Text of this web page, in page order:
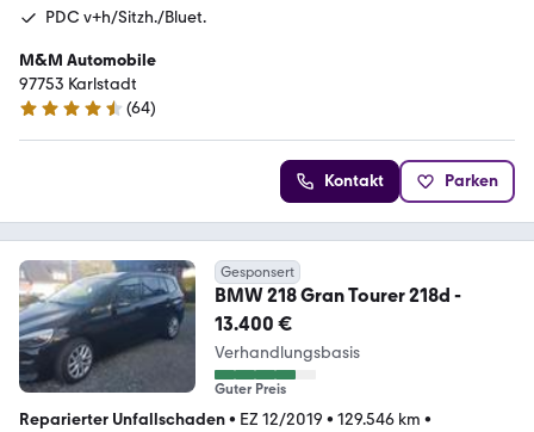
PDC v+h/Sitzh./Bluet.
M&M Automobile
97753 Karlstadt
4.3 Sterne
(64)
Kontakt Parken
Gesponsert
BMW 218 Gran Tourer 218d -
13.400 €
Verhandlungsbasis
Guter Preis
Reparierter Unfallschaden• EZ 12/2019 • 129.546 km •